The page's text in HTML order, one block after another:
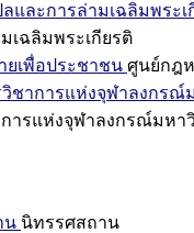
และการล่ามเฉลิมพระเ
เฉลิมพระเกียรติ
เพื่อประชาชน ศูนย์กฎ
ชาการแห่งจุฬาลงกรณ์
ารแห่งจุฬาลงกรณ์มหา
น นิทรรศสถาน